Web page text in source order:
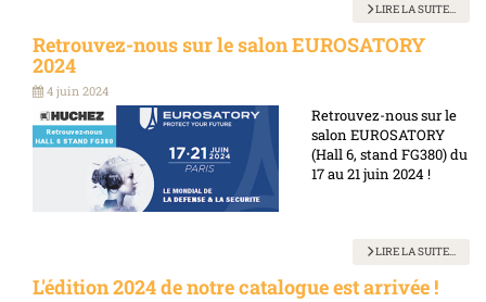
LIRE LA SUITE...
Retrouvez-nous sur le salon EUROSATORY
2024
4 juin 2024
Retrouvez-nous sur le
salon EUROSATORY
(Hall 6, stand FG380) du
17 au 21 juin 2024 !
LIRE LA SUITE...
L'édition 2024 de notre catalogue est arrivée !